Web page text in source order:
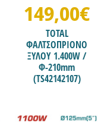
149,00€
TOTAL
ΦΑΛΤΣΟΠΡΙΟΝΟ
ΞΥΛΟΥ 1.400W /
Φ-210mm
(TS42142107)